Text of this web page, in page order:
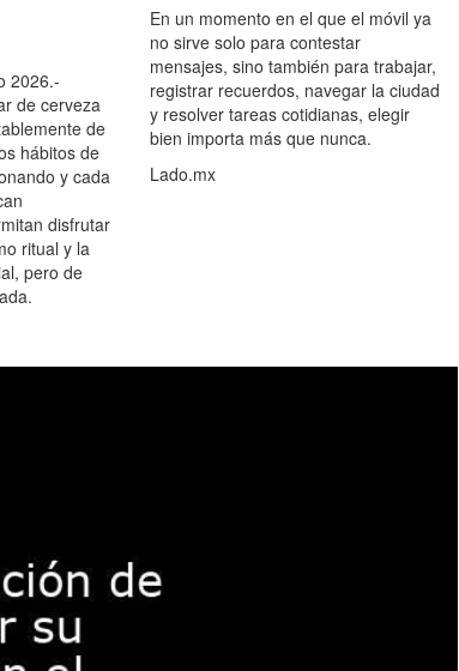
2026.-
de cerveza
de
hábitos de
y cada
disfrutar
ritual y la
pero de
En un momento en el que el móvil ya
no sirve solo para contestar
mensajes, sino también para trabajar,
registrar recuerdos, navegar la ciudad
y resolver tareas cotidianas, elegir
bien importa más que nunca.
Lado.mx